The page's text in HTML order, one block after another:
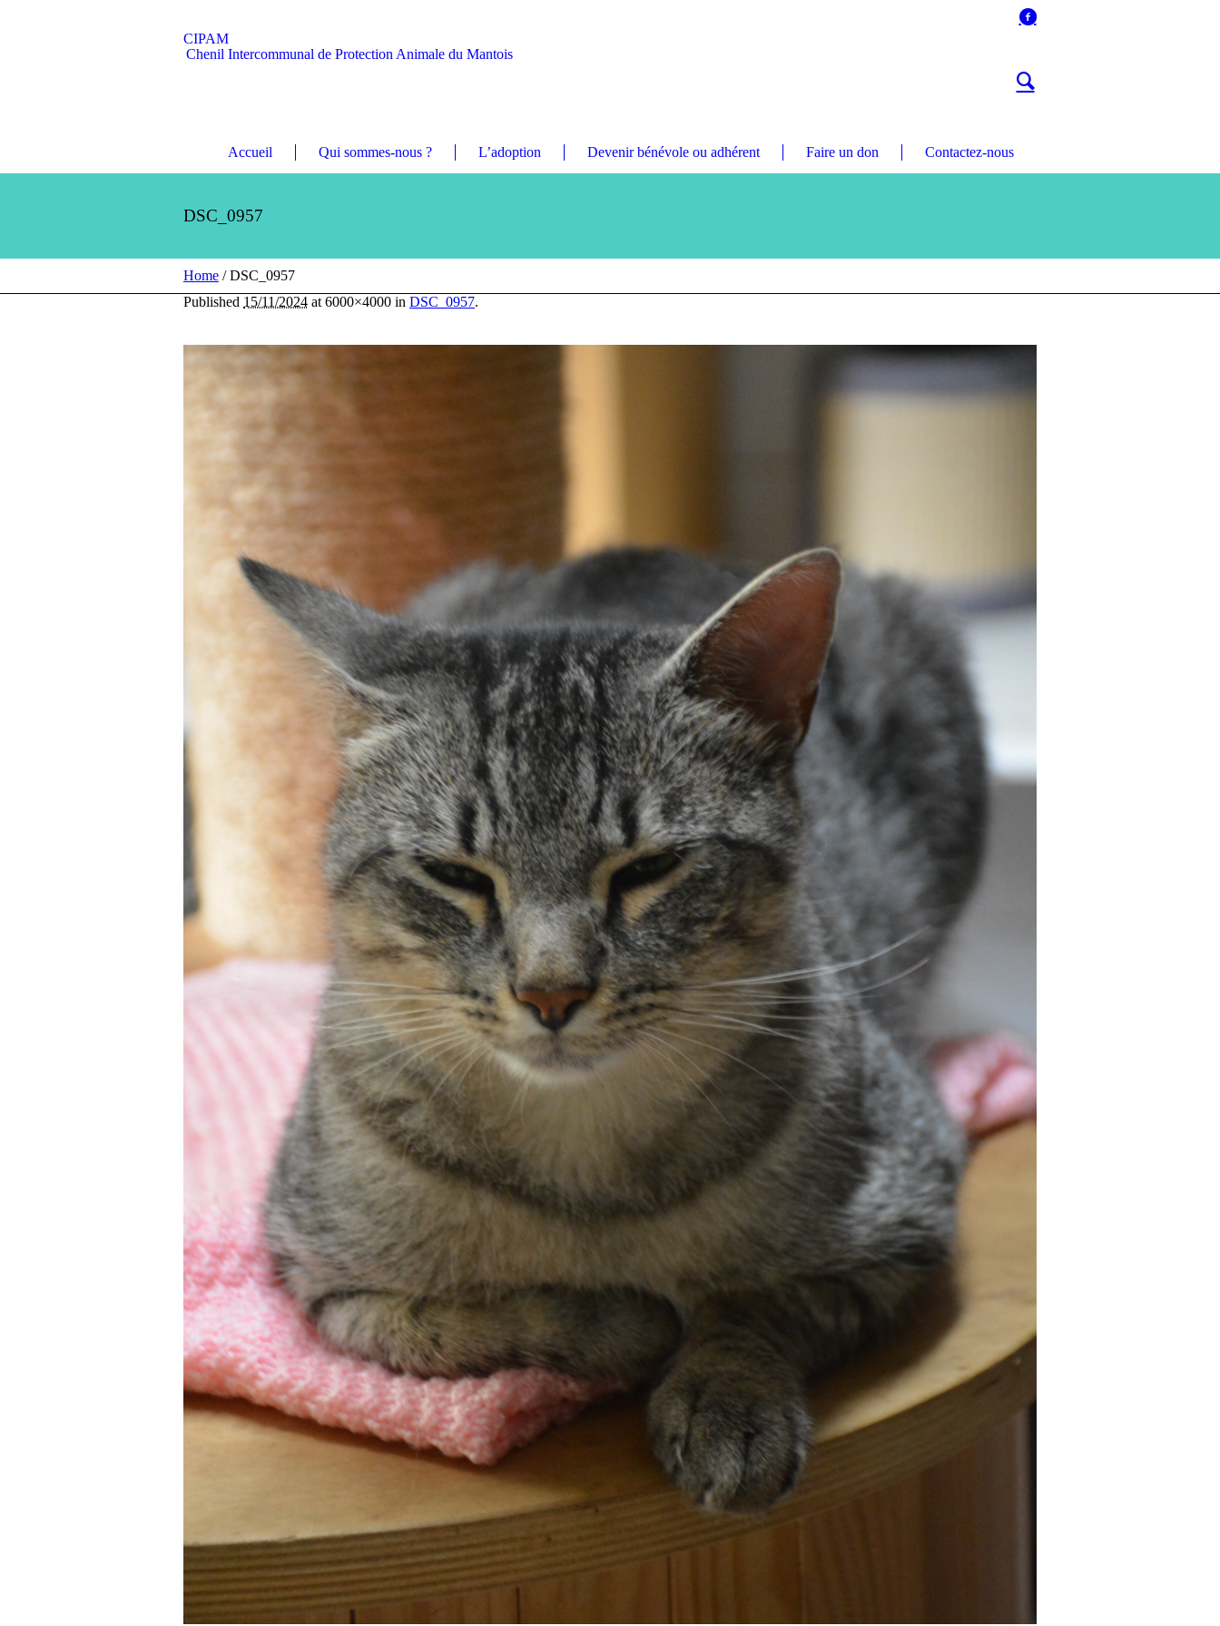
CIPAM
Chenil Intercommunal de Protection Animale du Mantois
Accueil Qui sommes-nous ? L’adoption Devenir bénévole ou adhérent Faire un don Contactez-nous
DSC_0957
Home /DSC_0957
Published 15/11/2024 at 6000×4000 in DSC_0957.